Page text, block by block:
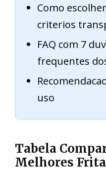
Como
criterios
FAQ com 7
frequentes
uso
Tabela
Melhores